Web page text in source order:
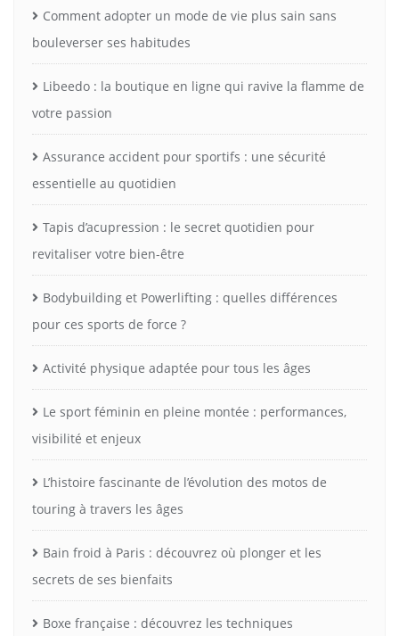
Comment adopter un mode de vie plus sain sans
bouleverser ses habitudes
Libeedo : la boutique en ligne qui ravive la flamme de
votre passion
Assurance accident pour sportifs : une sécurité
essentielle au quotidien
Tapis d’acupression : le secret quotidien pour
revitaliser votre bien-être
Bodybuilding et Powerlifting : quelles différences
pour ces sports de force ?
Activité physique adaptée pour tous les âges
Le sport féminin en pleine montée : performances,
visibilité et enjeux
L’histoire fascinante de l’évolution des motos de
touring à travers les âges
Bain froid à Paris : découvrez où plonger et les
secrets de ses bienfaits
Boxe française : découvrez les techniques